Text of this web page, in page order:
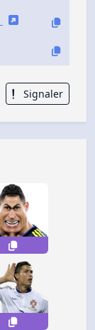
Signaler